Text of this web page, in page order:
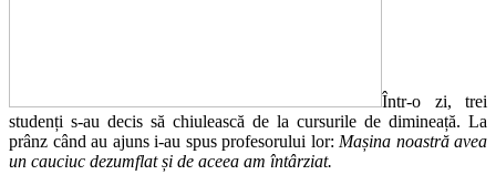
Într-o zi, trei
studenți s-au decis să chiulească de la cursurile de dimineață. La
prânz când au ajuns i-au spus profesorului lor: Mașina noastră avea
un cauciuc dezumflat și de aceea am întârziat.